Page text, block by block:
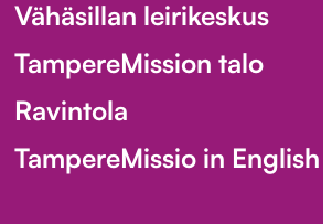
Vähäsillan leirikeskus
TampereMission talo
Ravintola
TampereMissio in English